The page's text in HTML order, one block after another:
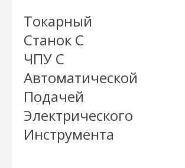
Токарный
Станок С
ЧПУ С
Автоматической
Подачей
Электрического
Инструмента